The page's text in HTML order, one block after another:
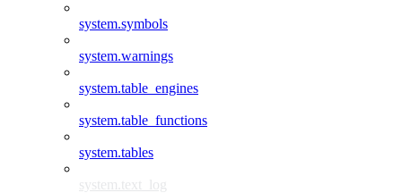
system.symbols
system.warnings
system.table_engines
system.table_functions
system.tables
system.text_log